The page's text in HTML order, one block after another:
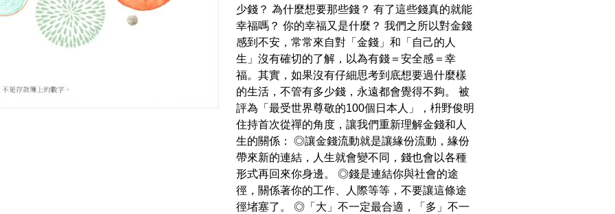
少錢？ 為什麼想要那些錢？ 有了這些錢真的就能
幸福嗎？ 你的幸福又是什麼？ 我們之所以對金錢
感到不安，常常來自對「金錢」和「自己的人
生」沒有確切的了解，以為有錢＝安全感＝幸
福。其實，如果沒有仔細思考到底想要過什麼樣
的生活，不管有多少錢，永遠都會覺得不夠。 被
評為「最受世界尊敬的100個日本人」，枡野俊明
住持首次從禪的角度，讓我們重新理解金錢和人
生的關係： ◎讓金錢流動就是讓緣份流動，緣份
帶來新的連結，人生就會變不同，錢也會以各種
形式再回來你身邊。 ◎錢是連結你與社會的途
徑，關係著你的工作、人際等等，不要讓這條途
徑堵塞了。 ◎「大」不一定最合適，「多」不一